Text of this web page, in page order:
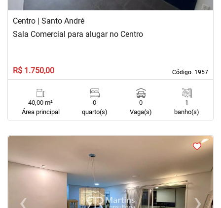
Centro | Santo André
Código. 1957
Código. 1957
Sala Comercial para alugar no Centro
R$ 1.750,00
40,00 m²
Área principal
0
quarto(s)
0
Vaga(s)
1
banho(s)
<